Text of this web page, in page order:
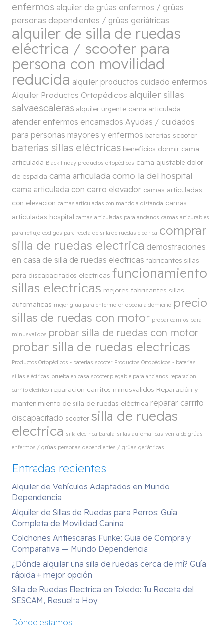
enfermos alquiler de grúas enfermos / grúas
personas dependientes / grúas geriátricas
alquiler de silla de ruedas
eléctrica / scooter para
persona con movilidad
reducida alquiler productos cuidado enfermos
Alquiler Productos Ortopédicos alquiler sillas
salvaescaleras alquiler urgente cama articulada
atender enfermos encamados Ayudas / cuidados
para personas mayores y enfermos baterías scooter
baterías sillas eléctricas beneficios dormir cama
articulada Black Friday productos ortopédicos cama ajustable dolor
de espalda cama articulada como la del hospital
cama articulada con carro elevador camas articuladas
con elevacion camas articuladas con mando a distancia camas
articuladas hospital camas articuladas para ancianos camas articurables
para reflujo codigos para receta de silla de ruedas electrica comprar
silla de ruedas electrica demostraciones
en casa de silla de ruedas electricas fabricantes sillas
para discapacitados electricas funcionamiento
sillas electricas mejores fabricantes sillas
automaticas mejor grua para enfermo ortopedia a domicilio precio
sillas de ruedas con motor probar carritos para
minusvalidos probar silla de ruedas con motor
probar silla de ruedas electricas
Productos Ortopédicos - baterías scooter Productos Ortopédicos - baterías
sillas eléctricas prueba en casa scooter plegable para ancianos reparacion
carrito electrico reparacion carritos minusvalidos Reparación y
mantenimiento de silla de ruedas eléctrica reparar carrito
discapacitado scooter silla de ruedas
electrica silla electrica barata sillas automaticas venta de grúas
enfermos / grúas personas dependientes / grúas geriátricas
Entradas recientes
Alquiler de Vehículos Adaptados en Mundo
Dependencia
Alquiler de Sillas de Ruedas para Perros: Guía
Completa de Movilidad Canina
Colchones Antiescaras Funke: Guía de Compra y
Comparativa — Mundo Dependencia
¿Dónde alquilar una silla de ruedas cerca de mí? Guía
rápida + mejor opción
Silla de Ruedas Electrica en Toledo: Tu Receta del
SESCAM, Resuelta Hoy
Dónde estamos